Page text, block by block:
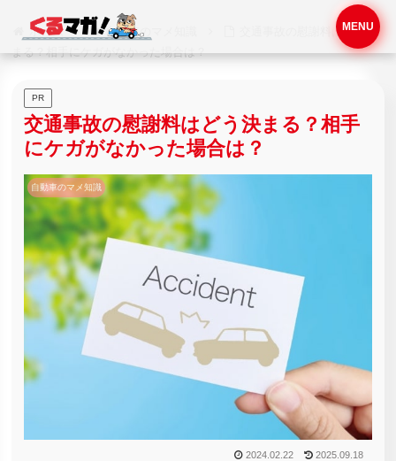
ホーム 自動車のマメ知識
交通事故の慰謝料はどう決
まる？相手にケガがなかった場合は？
PR
交通事故の慰謝料はどう決まる？相手
にケガがなかった場合は？
自動車のマメ知識
2024.02.22 2025.09.18
MENU